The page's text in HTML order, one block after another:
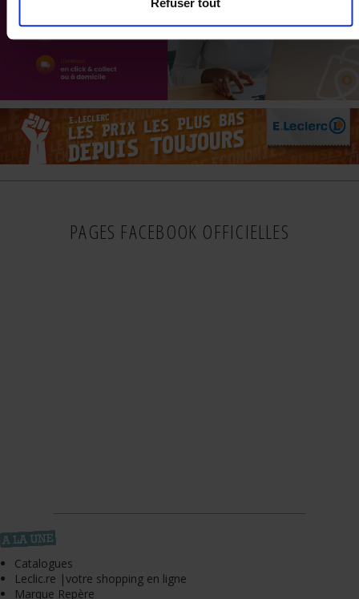
Refuser tout
PAGES FACEBOOK OFFICIELLES
Catalogues
Leclic.re |votre shopping en ligne
Marque Repère